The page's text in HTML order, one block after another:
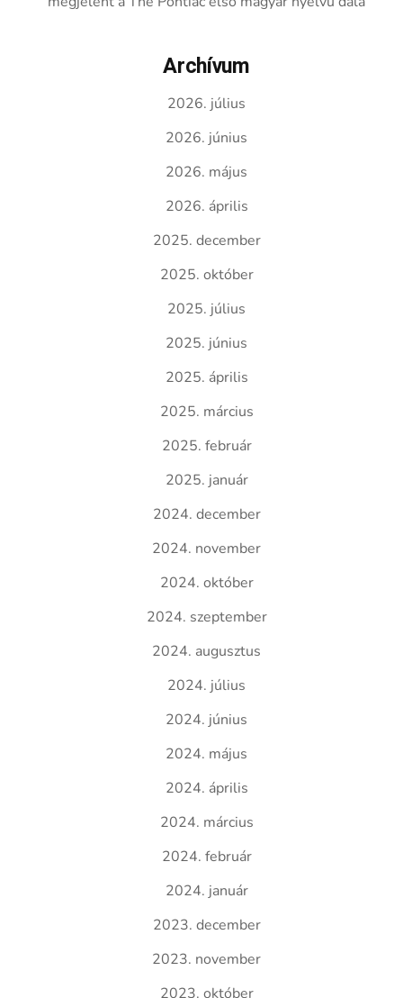
Archívum
2026. július
2026. június
2026. május
2026. április
2025. december
2025. október
2025. július
2025. június
2025. április
2025. március
2025. február
2025. január
2024. december
2024. november
2024. október
2024. szeptember
2024. augusztus
2024. július
2024. június
2024. május
2024. április
2024. március
2024. február
2024. január
2023. december
2023. november
2023. október